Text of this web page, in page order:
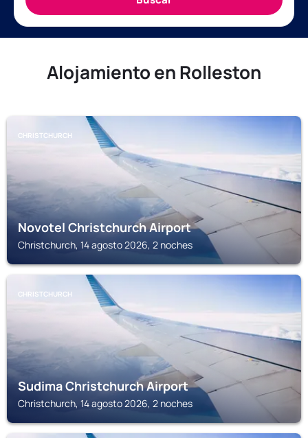
Alojamiento en Rolleston
CHRISTCHURCH
Novotel Christchurch Airport
Christchurch, 14 agosto 2026, 2 noches
CHRISTCHURCH
Sudima Christchurch Airport
Christchurch, 14 agosto 2026, 2 noches